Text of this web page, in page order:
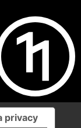
privacy